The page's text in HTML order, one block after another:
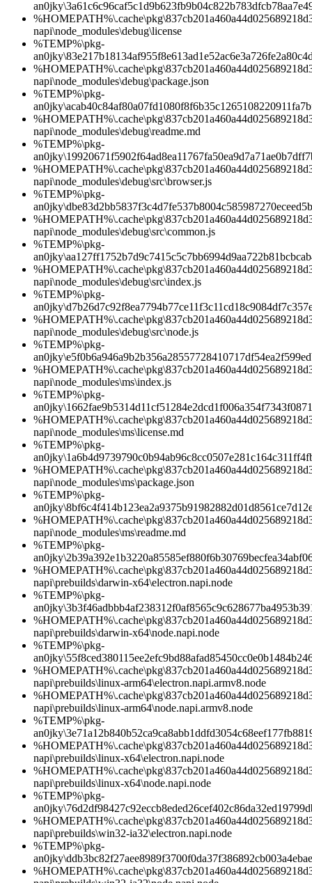
napi\node_modules\debug\license
%TEMP%\pkg-
napi\node_modules\debug\package.json
%TEMP%\pkg-
napi\node_modules\debug\readme.md
%TEMP%\pkg-
napi\node_modules\debug\src\browser.js
%TEMP%\pkg-
napi\node_modules\debug\src\common.js
%TEMP%\pkg-
napi\node_modules\debug\src\index.js
%TEMP%\pkg-
napi\node_modules\debug\src\node.js
%TEMP%\pkg-
napi\node_modules\ms\index.js
%TEMP%\pkg-
napi\node_modules\ms\license.md
%TEMP%\pkg-
napi\node_modules\ms\package.json
%TEMP%\pkg-
napi\node_modules\ms\readme.md
%TEMP%\pkg-
napi\prebuilds\darwin-x64\electron.napi.node
%TEMP%\pkg-
napi\prebuilds\darwin-x64\node.napi.node
%TEMP%\pkg-
napi\prebuilds\linux-arm64\electron.napi.armv8.node
napi\prebuilds\linux-arm64\node.napi.armv8.node
%TEMP%\pkg-
napi\prebuilds\linux-x64\electron.napi.node
napi\prebuilds\linux-x64\node.napi.node
%TEMP%\pkg-
napi\prebuilds\win32-ia32\electron.napi.node
%TEMP%\pkg-